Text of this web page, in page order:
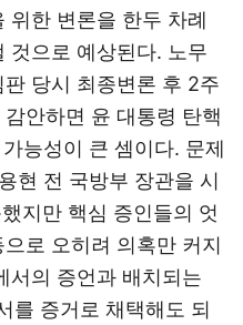
위한 변론을 한두 차례
것으로 예상된다. 노무
당시 최종변론 후 2주
안하면 윤 대통령 탄핵
능성이 큰 셈이다. 문제
현 전 국방부 장관을 시
지만 핵심 증인들의 엇
로 오히려 의혹만 커지
서의 증언과 배치되는
를 증거로 채택해도 되